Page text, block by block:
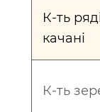
К-ть
качані
К-ть